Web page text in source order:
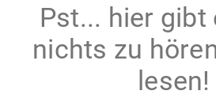
Pst... hier gibt
nichts zu
lesen!